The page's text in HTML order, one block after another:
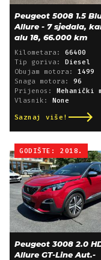
Peugeot 5008 1.5
Allure - 7 sjedala,
alu 18, 66.000 km
Kilometara: 66400
Tip goriva: Diesel
Obujam motora: 1499
Snaga motora: 96
Prijenos: Mehanički
Vlasnik: None
Saznaj više!
GODIŠTE: 2018.
Peugeot 3008 2.0
Allure GT-Line Aut.-